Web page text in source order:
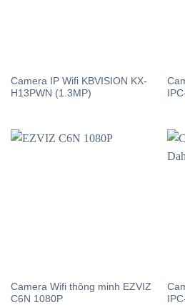
Camera IP Wifi KBVISION KX-
H13PWN (1.3MP)
Camera Wifi thông minh EZVIZ
C6N 1080P